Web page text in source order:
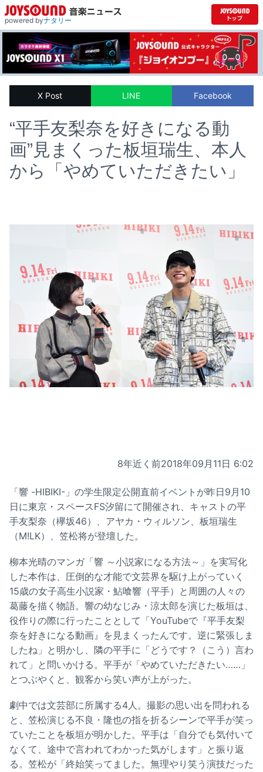
powered byナタリー
X Post LINE Facebook
“平手友梨奈を好きになる動
画”見まくった板垣瑞生、本人
から「やめていただきたい」
8年近く前2018年09月11日 6:02
「響 -HIBIKI-」の学生限定公開直前イベントが昨日9月10
日に東京・スペースFS汐留にて開催され、キャストの平
手友梨奈（欅坂46）、アヤカ・ウィルソン、板垣瑞生
（M!LK）、笠松将が登壇した。
柳本光晴のマンガ「響 ～小説家になる方法～」を実写化
した本作は、圧倒的な才能で文芸界を駆け上がっていく
15歳の女子高生小説家・鮎喰響（平手）と周囲の人々の
葛藤を描く物語。響の幼なじみ・涼太郎を演じた板垣は、
役作りの際に行ったこととして「YouTubeで『平手友梨
奈を好きになる動画』を見まくったんです。逆に緊張しま
したね」と明かし、隣の平手に「どうです？（こう）言わ
れて」と問いかける。平手が「やめていただきたい……」
とつぶやくと、観客から笑い声が上がった。
劇中では文芸部に所属する4人。撮影の思い出を問われる
と、笠松演じる不良・隆也の指を折るシーンで平手が笑っ
ていたことを板垣が明かした。平手は「自分でも気付いて
なくて、途中で言われてわかった気がします」と振り返
る。笠松が「終始笑ってました。無理やり笑う演技だった